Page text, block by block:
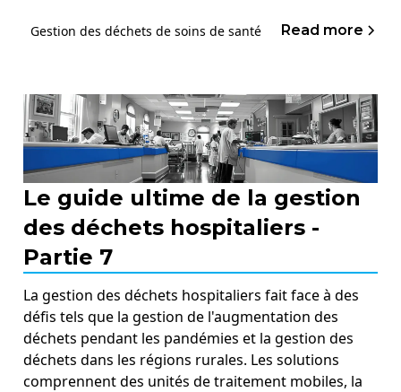
Gestion des déchets de soins de santé Read more
Le guide ultime de la gestion
des déchets hospitaliers -
Partie 7
La gestion des déchets hospitaliers fait face à des
défis tels que la gestion de l'augmentation des
déchets pendant les pandémies et la gestion des
déchets dans les régions rurales. Les solutions
comprennent des unités de traitement mobiles, la